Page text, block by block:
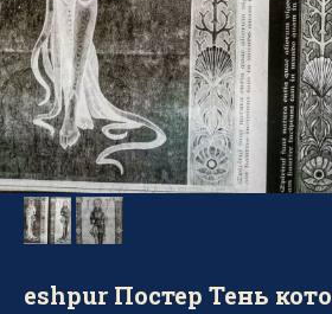
eshpur Постер Тень